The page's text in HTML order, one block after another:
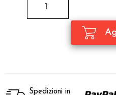
Spedizioni in